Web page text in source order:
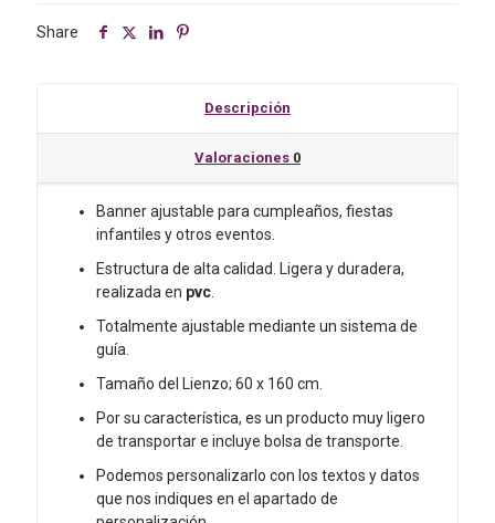
Modelo
Share
Descripción
Valoraciones 0
Banner ajustable para cumpleaños, fiestas
infantiles y otros eventos.
Estructura de alta calidad. Ligera y duradera,
realizada en pvc
Totalmente ajustable mediante un sistema de
guía.
Tamaño del Lienzo; 60 x 160 cm.
Por su característica, es un producto muy ligero
de transportar e incluye bolsa de transporte.
Podemos personalizarlo con los textos y datos
que nos indiques en el apartado de